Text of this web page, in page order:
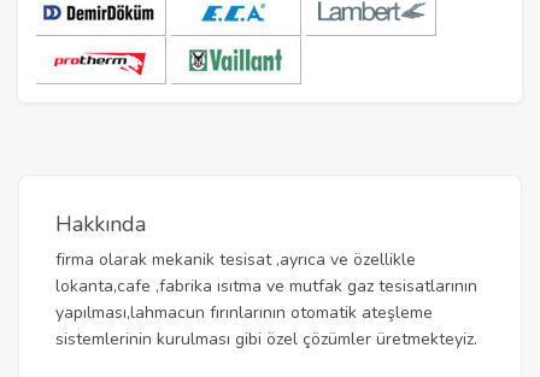
Hakkında
firma olarak mekanik tesisat ,ayrıca ve özellikle
lokanta,cafe ,fabrika ısıtma ve mutfak gaz tesisatlarının
yapılması,lahmacun fırınlarının otomatik ateşleme
sistemlerinin kurulması gibi özel çözümler üretmekteyiz.